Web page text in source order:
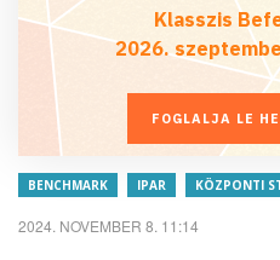
Klasszis
2026.
FOGLALJA LE
BENCHMARK IPAR KÖZPONTI
2024. NOVEMBER 8. 11:14